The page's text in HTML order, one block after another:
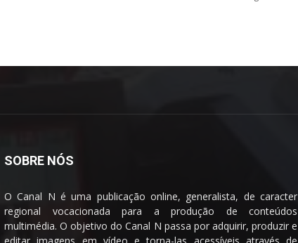
SOBRE NÓS
O Canal N é uma publicação online, generalista, de caracter
regional vocacionada para a produção de conteúdos
multimédia. O objetivo do Canal N passa por adquirir, produzir e